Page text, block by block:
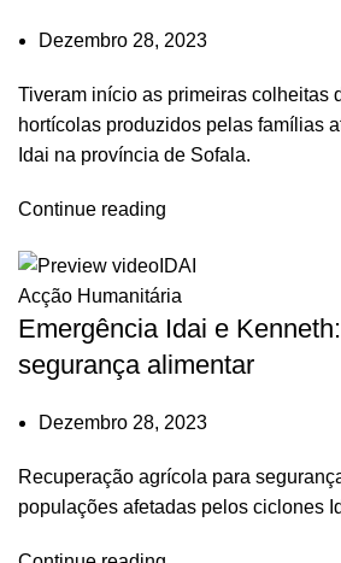
Dezembro 28, 2023
Tiveram início as primeiras colheitas
hortícolas produzidos pelas famílias
Idai na província de Sofala.
Continue reading
Acção Humanitária
Emergência Idai e
segurança alimentar
Dezembro 28, 2023
Recuperação agrícola para
populações afetadas pelos ciclones